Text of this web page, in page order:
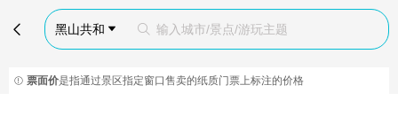
 黑山共和   输入城市/景点/游玩主题
 票面价是指通过景区指定窗口售卖的纸质门票上标注的价格